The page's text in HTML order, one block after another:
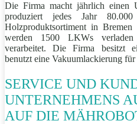
Die Firma macht jährlich einen
produziert jedes Jahr
Holzproduktsortiment in
werden 1500 LKWs
verarbeitet. Die Firma besitzt
benutzt eine Vakuumlackierung
SERVICE UND
UNTERNEHMENS
AUF DIE